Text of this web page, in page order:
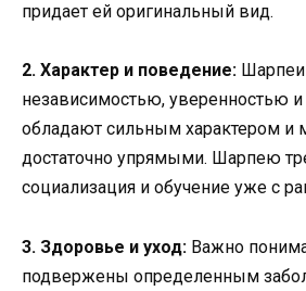
придает ей оригинальный вид.
2. Характер и поведение:
независимостью, уверенностью
обладают сильным характером и
достаточно упрямыми. Шарпею
социализация и обучение уже с
3. Здоровье и уход: Важно
подвержены определенным